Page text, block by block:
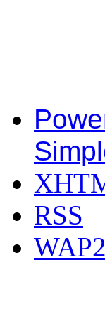
RSS
WAP2